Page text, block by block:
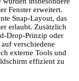
Fenster erweitert.
Snap-Layout, das
erlaubt. Zusätzlich
Drop-Prinzip oder
verschiedene
externe Tools und
effizient zu